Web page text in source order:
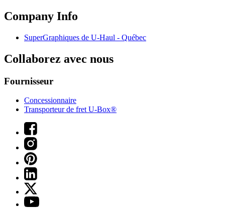
Company Info
SuperGraphiques de U-Haul - Québec
Collaborez avec nous
Fournisseur
Concessionnaire
Transporteur de fret U-Box®